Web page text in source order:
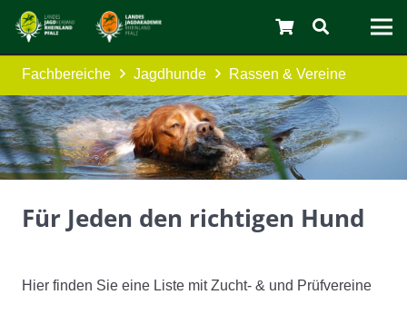
Fachbereiche Jagdhunde Rassen & Vereine
Für Jeden den richtigen Hund
Hier finden Sie eine Liste mit Zucht- & und Prüfvereine